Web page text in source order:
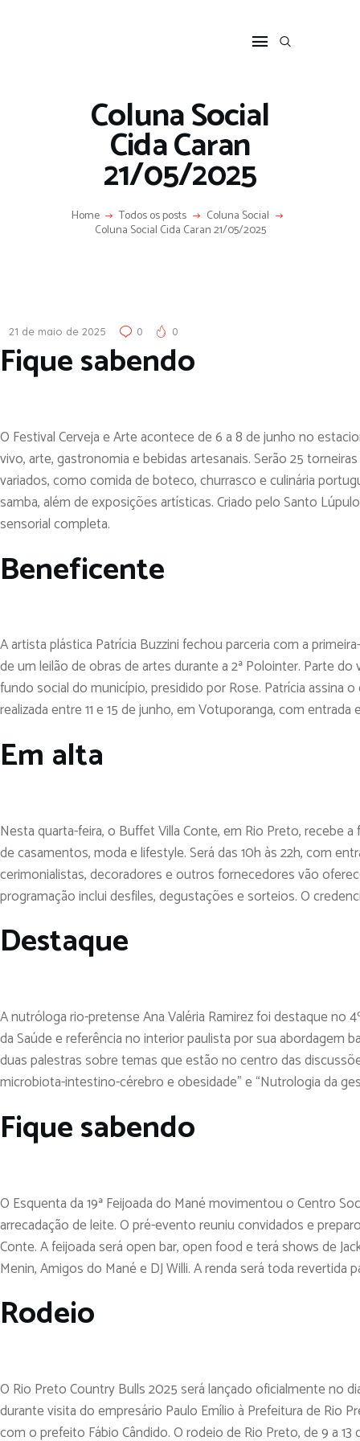
Coluna Social
Cida Caran
21/05/2025
Home Todos os posts Coluna Social
Coluna Social Cida Caran 21/05/2025
PROGRAMA CIDA CARAN
21 de maio de 2025 0 0
Fique sabendo
O Festival Cerveja e Arte acontece de 6 a 8 de junho no
vivo, arte, gastronomia e bebidas artesanais. Serão 25
variados, como comida de boteco, churrasco e culinária
samba, além de exposições artísticas. Criado pelo Santo
sensorial completa.
Beneficente
A artista plástica Patrícia Buzzini fechou parceria com a
de um leilão de obras de artes durante a 2ª Polointer. Parte
fundo social do município, presidido por Rose. Patrícia assina
realizada entre 11 e 15 de junho, em Votuporanga, com
Em alta
Nesta quarta-feira, o Buffet Villa Conte, em Rio Preto, recebe
de casamentos, moda e lifestyle. Será das 10h às 22h, com
cerimonialistas, decoradores e outros fornecedores vão
programação inclui desfiles, degustações e sorteios. O
Destaque
A nutróloga rio-pretense Ana Valéria Ramirez foi destaque no
da Saúde e referência no interior paulista por sua abordagem
duas palestras sobre temas que estão no centro das
microbiota-intestino-cérebro e obesidade” e “Nutrologia da
Fique sabendo
O Esquenta da 19ª Feijoada do Mané movimentou o Centro
arrecadação de leite. O pré-evento reuniu convidados e
Conte. A feijoada será open bar, open food e terá shows de
Menin, Amigos do Mané e DJ Willi. A renda será toda revertida
Rodeio
O Rio Preto Country Bulls 2025 será lançado oficialmente no
durante visita do empresário Paulo Emílio à Prefeitura de Rio
com o prefeito Fábio Cândido. O rodeio de Rio Preto, de 9 a